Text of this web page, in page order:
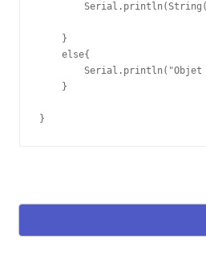
    }
    else{
Serial.println("Objet
    }
}